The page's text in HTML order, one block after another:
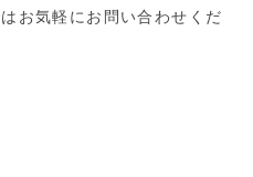
お気軽にお問い合わせくだ